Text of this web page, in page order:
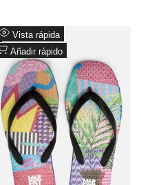
Añadir
a
favoritos
Vista rápida
Añadir rápido